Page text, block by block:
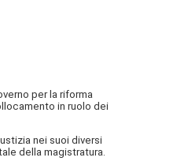
per la riforma
in ruolo dei
nei suoi diversi
della magistratura.